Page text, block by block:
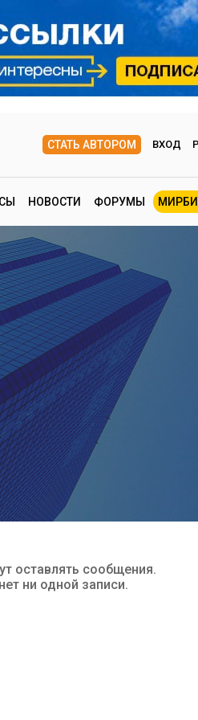
СТАТЬ АВТОРОМ ВХОД
НОВОСТИ ФОРУМЫ
оставлять сообщения.
ни одной записи.